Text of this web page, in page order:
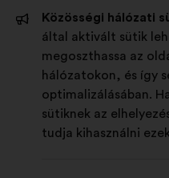
Közösségi hálózati
által aktivált sütik
megoszthassa az
hálózatokon, és így
optimalizálásában.
sütiknek az
tudja kihasználni